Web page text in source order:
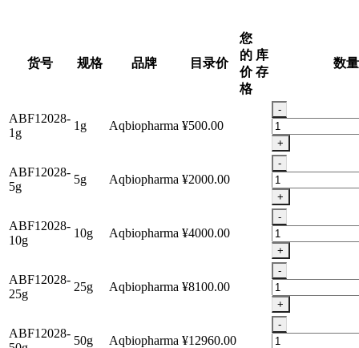
货号 规格 品牌 目录价
您
的
价
格
库
存
数量
ABF12028-
1g
1g Aqbiopharma ¥500.00
-
+
ABF12028-
5g
5g Aqbiopharma ¥2000.00
-
+
ABF12028-
10g
10g Aqbiopharma ¥4000.00
-
+
ABF12028-
25g
25g Aqbiopharma ¥8100.00
-
+
ABF12028-
50g Aqbiopharma ¥12960.00
-